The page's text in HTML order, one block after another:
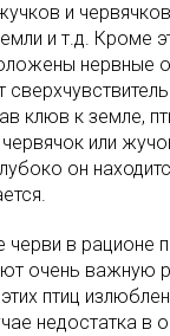
и
и т.д. Кроме
нервные
клюв к земле,
или
он
в рационе
очень важную
птиц
недостатка в